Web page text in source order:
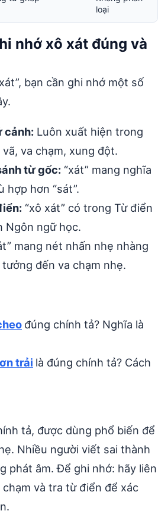
loại
nhớ xô xát đúng và
bạn cần ghi nhớ một số
cảnh: Luôn xuất hiện trong
va chạm, xung đột.
từ gốc: “xát” mang nghĩa
hợp hơn “sát”.
“xô xát” có trong Từ điển
Ngôn ngữ học.
mang nét nhấn nhẹ nhàng
tưởng đến va chạm nhẹ.
đúng chính tả? Nghĩa là
trải là đúng chính tả? Cách
tả, được dùng phổ biến để
Nhiều người viết sai thành
phát âm. Để ghi nhớ: hãy liên
và tra từ điển để xác